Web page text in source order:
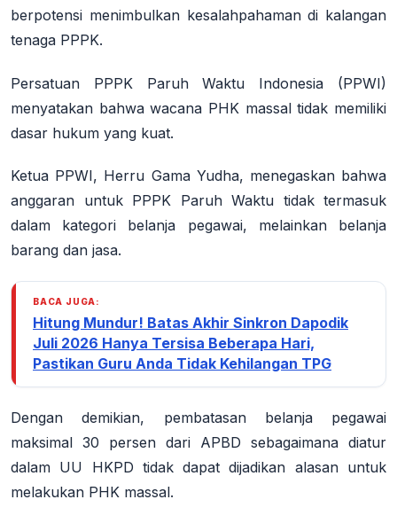
berpotensi menimbulkan kesalahpahaman di kalangan
tenaga PPPK.
Persatuan PPPK Paruh Waktu Indonesia (PPWI)
menyatakan bahwa wacana PHK massal tidak memiliki
dasar hukum yang kuat.
Ketua PPWI, Herru Gama Yudha, menegaskan bahwa
anggaran untuk PPPK Paruh Waktu tidak termasuk
dalam kategori belanja pegawai, melainkan belanja
barang dan jasa.
BACA JUGA:
Hitung Mundur! Batas Akhir Sinkron Dapodik
Juli 2026 Hanya Tersisa Beberapa Hari,
Pastikan Guru Anda Tidak Kehilangan TPG
Dengan demikian, pembatasan belanja pegawai
maksimal 30 persen dari APBD sebagaimana diatur
dalam UU HKPD tidak dapat dijadikan alasan untuk
melakukan PHK massal.